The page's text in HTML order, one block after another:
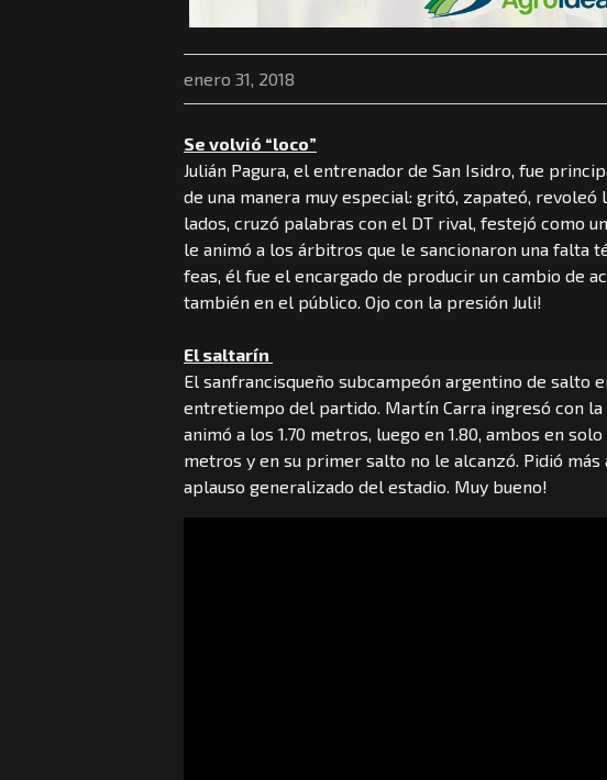
enero 31, 2018
Se volvió “loco”
Julián Pagura, el entrenador de San Isidro, fue
de una manera muy especial: gritó, zapateó,
lados, cruzó palabras con el DT rival, festejó como
le animó a los árbitros que le sancionaron una falta
feas, él fue el encargado de producir un cambio de
también en el público. Ojo con la presión Juli!
El saltarín
El sanfrancisqueño subcampeón argentino de salto
entretiempo del partido. Martín Carra ingresó con
animó a los 1.70 metros, luego en 1.80, ambos en
metros y en su primer salto no le alcanzó. Pidió más
aplauso generalizado del estadio. Muy bueno!